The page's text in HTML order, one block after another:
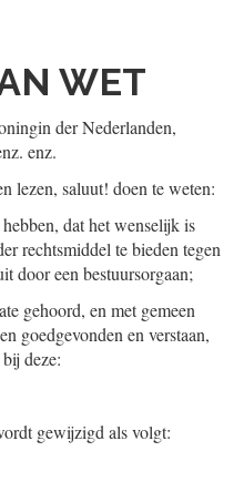
WET
der Nederlanden,
enz.
lezen, saluut! doen te weten:
dat het wenselijk is
rechtsmiddel te bieden tegen
door een bestuursorgaan;
gehoord, en met gemeen
goedgevonden en verstaan,
deze:
gewijzigd als volgt: